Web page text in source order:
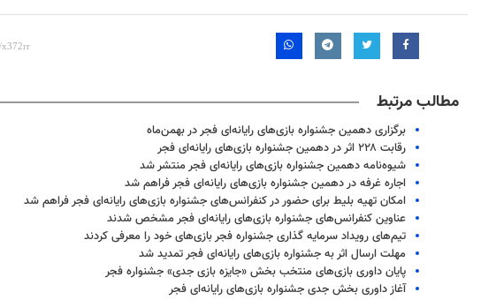
مطالب مرتبط
برگزاری دهمین جشنواره بازی‌های رایانه‌ای فجر در بهمن‌ماه
رقابت ۲۲۸ اثر در دهمین جشنواره بازی‌های رایانه‌ای فجر
شیوه‌نامه دهمین جشنواره بازی‌های رایانه‌ای فجر منتشر شد
اجاره غرفه در دهمین جشنواره بازی‌های رایانه‌ای فجر فراهم شد
امکان تهیه بلیط برای حضور در کنفرانس‌های جشنواره بازی‌های رایانه‌ای فجر فراهم شد
عناوین کنفرانس‌های جشنواره بازی‌های رایانه‌ای فجر مشخص شدند
تیم‌های رویداد سرمایه گذاری جشنواره فجر بازی‌های خود را معرفی کردند
مهلت ارسال اثر به جشنواره بازی‌های رایانه‌ای فجر تمدید شد
پایان داوری بازی‌های منتخب بخش «جایزه بازی جدی» جشنواره فجر
آغاز داوری بخش جدی جشنواره بازی‌های رایانه‌ای فجر